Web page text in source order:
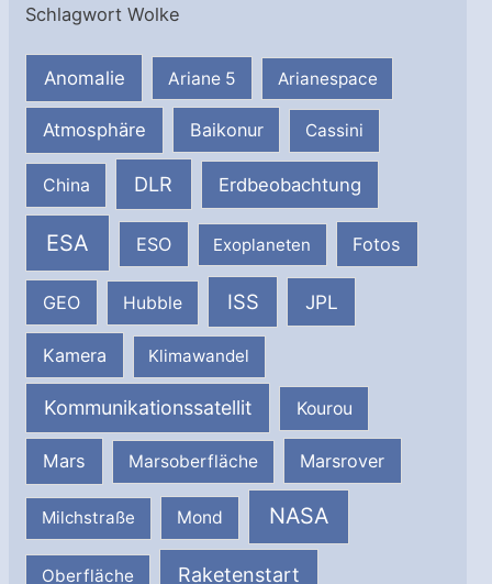
Schlagwort Wolke
Anomalie Ariane 5 Arianespace
Atmosphäre Baikonur Cassini
China DLR Erdbeobachtung
ESA ESO Exoplaneten Fotos
GEO Hubble ISS JPL
Kamera Klimawandel
Kommunikationssatellit Kourou
Mars Marsoberfläche Marsrover
Milchstraße Mond NASA
Oberfläche Raketenstart